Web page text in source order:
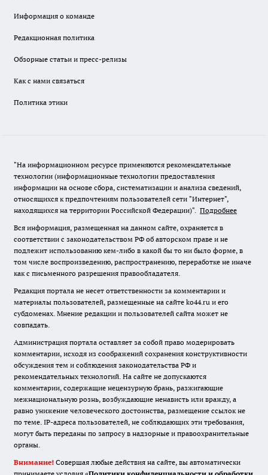
Информация о команде
Редакционная политика
Обзорные статьи и пресс-релизы
Как с нами связаться
Политика этики
"На информационном ресурсе применяются рекомендательные
технологии (информационные технологии предоставления
информации на основе сбора, систематизации и анализа сведений,
относящихся к предпочтениям пользователей сети "Интернет",
находящихся на территории Российской Федерации)". Подробнее
Вся информация, размещенная на данном сайте, охраняется в
соответствии с законодательством РФ об авторском праве и не
подлежит использованию кем-либо в какой бы то ни было форме, в
том числе воспроизведению, распространению, переработке не иначе
как с письменного разрешения правообладателя.
Редакция портала не несет ответственности за комментарии и
материалы пользователей, размещенные на сайте ko44.ru и его
субдоменах. Мнение редакции и пользователей сайта может не
совпадать.
Администрация портала оставляет за собой право модерировать
комментарии, исходя из соображений сохранения конструктивности
обсуждения тем и соблюдения законодательства РФ и
рекомендательных технологий. На сайте не допускаются
комментарии, содержащие нецензурную брань, разжигающие
межнациональную рознь, возбуждающие ненависть или вражду, а
равно унижение человеческого достоинства, размещение ссылок не
по теме. IP-адреса пользователей, не соблюдающих эти требования,
могут быть переданы по запросу в надзорные и правоохранительные
органы.
Внимание! Совершая любые действия на сайте, вы автоматически